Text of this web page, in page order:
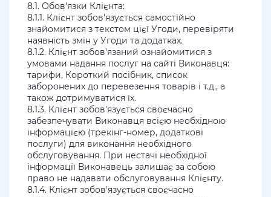
8.1. Обов'язки Клієнта:
8.1.1. Клієнт зобов'язується самостійно
знайомитися з текстом цієї Угоди, перевіряти
наявність змін у Угоди та додатках.
8.1.2. Клієнт зобов'язаний ознайомитися з
умовами надання послуг на сайті Виконавця:
тарифи, Короткий посібник, список
заборонених до перевезення товарів і т.д., а
також дотримуватися їх.
8.1.3. Клієнт зобов'язується своєчасно
забезпечувати Виконавця всією необхідною
інформацією (трекінг-номер, додаткові
послуги) для виконання необхідного
обслуговування. При нестачі необхідної
інформації Виконавець залишає за собою
право не надавати обслуговування Клієнту.
8.1.4. Клієнт зобов'язується своєчасно